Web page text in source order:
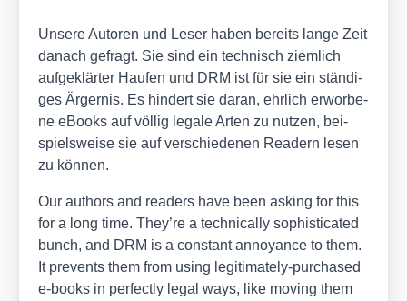
Unse­re Autoren und Leser haben bereits lan­ge Zeit
danach gefragt. Sie sind ein tech­nisch ziem­lich
auf­ge­klär­ter Hau­fen und DRM ist für sie ein stän­di­
ges Ärger­nis. Es hin­dert sie dar­an, ehr­lich erwor­be­
ne eBooks auf völ­lig lega­le Arten zu nut­zen, bei­
spiels­wei­se sie auf ver­schie­de­nen Rea­dern lesen
zu kön­nen.
Our aut­hors and rea­ders have been asking for this
for a long time. They’re a tech­ni­cal­ly sophisti­ca­ted
bunch, and DRM is a con­stant annoyan­ce to them.
It pre­vents them from using legi­ti­m­ate­ly-purcha­sed
e‑books in per­fect­ly legal ways, like moving them